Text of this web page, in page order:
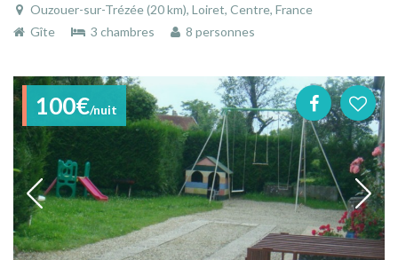
Ouzouer-sur-Trézée (20 km), Loiret, Centre, France
Gîte
3 chambres 8 personnes
100€/nuit